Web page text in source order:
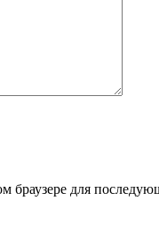
браузере для